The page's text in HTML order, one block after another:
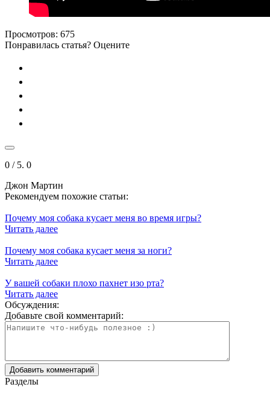
Просмотров: 675
Понравилась статья? Оцените
0 / 5. 0
Джон Мартин
Рекомендуем похожие статьи:
Почему моя собака кусает меня во время игры?
Читать далее
Почему моя собака кусает меня за ноги?
Читать далее
У вашей собаки плохо пахнет изо рта?
Читать далее
Обсуждения:
Добавьте свой комментарий:
Разделы